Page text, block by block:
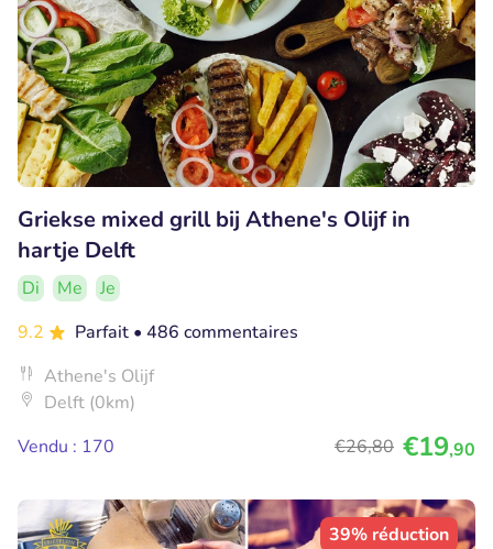
Griekse mixed grill bij Athene's Olijf in
hartje Delft
Di Me
Je
9.2
Parfait • 486 commentaires
Athene's Olijf
Delft (0km)
Vendu : 170
€26,80 €19,90
39% réduction